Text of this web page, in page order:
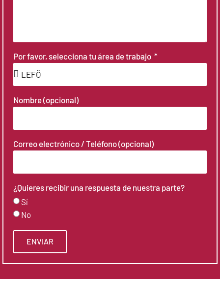
Por favor, selecciona tu área de trabajo
Nombre (opcional)
Correo electrónico / Teléfono (opcional)
¿Quieres recibir una respuesta de nuestra parte?
Sí
No
ENVIAR